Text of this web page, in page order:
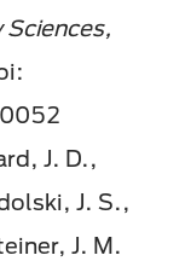
J. D.,
J. S.,
J. M.